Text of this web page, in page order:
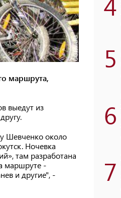
маршрута,
выедут из
Шевченко около
Ночевка
там разработана
маршруте -
и другие", -
5
6
7